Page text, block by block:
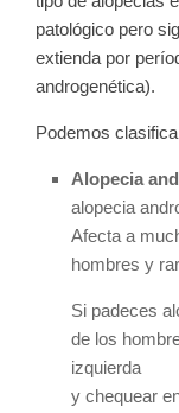
patológico pero
extienda por
androgenética).
Podemos
Alopecia
alopecia
Afecta a
hombres y
Si padeces
de los
izquierda
y chequear